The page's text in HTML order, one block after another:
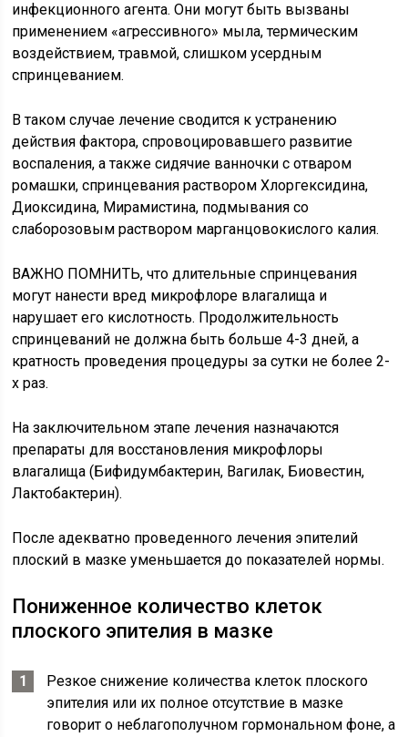
инфекционного агента. Они могут быть вызваны
применением «агрессивного» мыла, термическим
воздействием, травмой, слишком усердным
спринцеванием.
В таком случае лечение сводится к устранению
действия фактора, спровоцировавшего развитие
воспаления, а также сидячие ванночки с отваром
ромашки, спринцевания раствором Хлоргексидина,
Диоксидина, Мирамистина, подмывания со
слаборозовым раствором марганцовокислого калия.
ВАЖНО ПОМНИТЬ, что длительные спринцевания
могут нанести вред микрофлоре влагалища и
нарушает его кислотность. Продолжительность
спринцеваний не должна быть больше 4-3 дней, а
кратность проведения процедуры за сутки не более 2-
х раз.
На заключительном этапе лечения назначаются
препараты для восстановления микрофлоры
влагалища (Бифидумбактерин, Вагилак, Биовестин,
Лактобактерин).
После адекватно проведенного лечения эпителий
плоский в мазке уменьшается до показателей нормы.
Пониженное количество клеток
плоского эпителия в мазке
Резкое снижение количества клеток плоского
эпителия или их полное отсутствие в мазке
говорит о неблагополучном гормональном фоне, а